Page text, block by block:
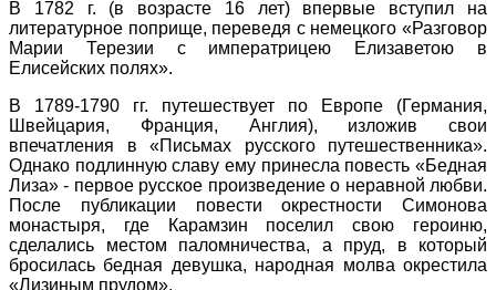
В 1782 г. (в возрасте 16 лет) впервые вступил на
литературное поприще, переведя с немецкого «Разговор
Марии Терезии с императрицею Елизаветою в
Елисейских полях».
В 1789-1790 гг. путешествует по Европе (Германия,
Швейцария, Франция, Англия), изложив свои
впечатления в «Письмах русского путешественника».
Однако подлинную славу ему принесла повесть «Бедная
Лиза» - первое русское произведение о неравной любви.
После публикации повести окрестности Симонова
монастыря, где Карамзин поселил свою героиню,
сделались местом паломничества, а пруд, в который
бросилась бедная девушка, народная молва окрестила
«Лизиным прудом».